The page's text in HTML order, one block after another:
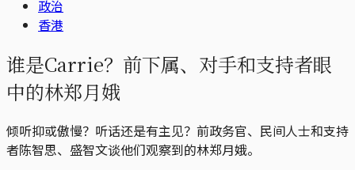
政治
香港
谁是Carrie？前下属、对手和支持者眼
中的林郑月娥
倾听抑或傲慢？听话还是有主见？前政务官、民间人士和支持
者陈智思、盛智文谈他们观察到的林郑月娥。